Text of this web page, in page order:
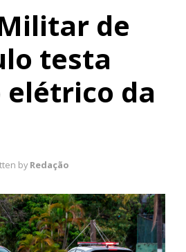
de
testa
elétrico da
by Redação